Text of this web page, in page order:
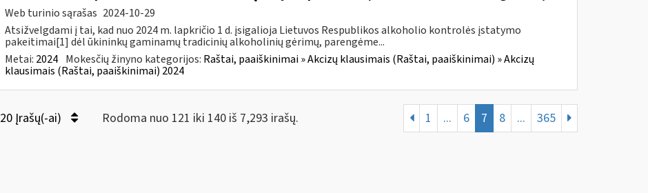
Web turinio sąrašas 2024-10-29
Atsižvelgdami į tai, kad nuo 2024 m. lapkričio 1 d. įsigalioja Lietuvos Respublikos alkoholio kontrolės įstatymo
pakeitimai[1] dėl ūkininkų gaminamų tradicinių alkoholinių gėrimų, parengėme...
Metai: 2024 Mokesčių žinyno kategorijos: Raštai, paaiškinimai » Akcizų klausimais (Raštai, paaiškinimai) » Akcizų
klausimais (Raštai, paaiškinimai) 2024
20 Įrašų(-ai) Rodoma nuo 121 iki 140 iš 7,293 irašų. 1 ... 6 7 8 ... 365